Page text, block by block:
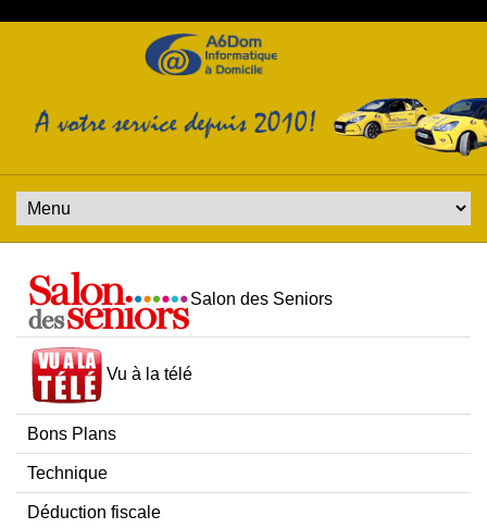
Salon des Seniors
Vu à la télé
Bons Plans
Technique
Déduction fiscale